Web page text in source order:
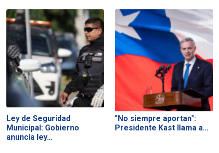
Ley de Seguridad
Municipal: Gobierno
anuncia ley…
"No siempre aportan":
Presidente Kast llama a…